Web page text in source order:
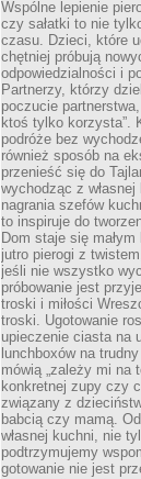
Wspólne lepienie
czy sałatki to nie
czasu. Dzieci, które
chętniej próbują
odpowiedzialności i
Partnerzy, którzy
poczucie
ktoś tylko korzysta”.
podróże bez
również sposób na
przenieść się do
wychodząc z
nagrania szefów
to inspiruje do
Dom staje się
jutro pierogi z
jeśli nie wszystko
próbowanie jest
troski i miłości
troski. Ugotowanie
upieczenie ciasta na
lunchboxów na
mówią „zależy mi na
konkretnej zupy czy
związany z
babcią czy mamą.
własnej kuchni, nie
podtrzymujemy
gotowanie nie jest